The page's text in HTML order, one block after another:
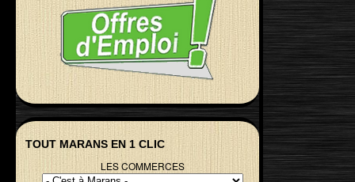
TOUT MARANS EN 1 CLIC
LES COMMERCES